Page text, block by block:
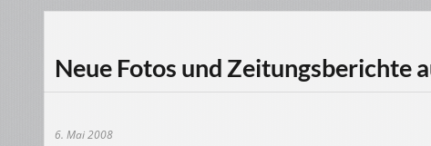
Neue Fotos und Zeitungsberichte
6. Mai 2008